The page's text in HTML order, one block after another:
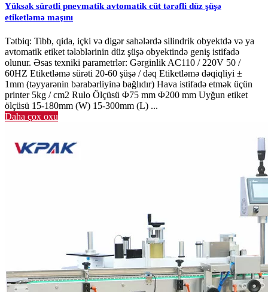
Yüksək sürətli pnevmatik avtomatik cüt tərəfli düz şüşə
etiketləmə maşını
Tətbiq: Tibb, qida, içki və digər sahələrdə silindrik obyektdə və ya
avtomatik etiket tələblərinin düz şüşə obyektində geniş istifadə
olunur. Əsas texniki parametrlər: Gərginlik AC110 / 220V 50 /
60HZ Etiketləmə sürəti 20-60 şüşə / dəq Etiketləmə dəqiqliyi ±
1mm (təyyarənin bərabərliyinə bağlıdır) Hava istifadə etmək üçün
printer 5kg / cm2 Rulo Ölçüsü Φ75 mm Φ200 mm Uyğun etiket
ölçüsü 15-180mm (W) 15-300mm (L) ...
Daha çox oxu